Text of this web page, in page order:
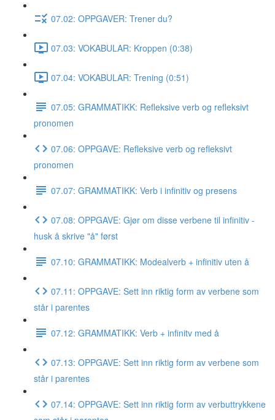
07.02: OPPGAVER: Trener du?
07.03: VOKABULAR: Kroppen (0:38)
07.04: VOKABULAR: Trening (0:51)
07.05: GRAMMATIKK: Refleksive verb og refleksivt
pronomen
07.06: OPPGAVE: Refleksive verb og refleksivt
pronomen
07.07: GRAMMATIKK: Verb i infinitiv og presens
07.08: OPPGAVE: Gjør om disse verbene til infinitiv -
husk å skrive "å" først
07.10: GRAMMATIKK: Modealverb + infinitiv uten å
07.11: OPPGAVE: Sett inn riktig form av verbene som
står i parentes
07.12: GRAMMATIKK: Verb + infinitv med å
07.13: OPPGAVE: Sett inn riktig form av verbene som
står i parentes
07.14: OPPGAVE: Sett inn riktig form av verbuttrykkene